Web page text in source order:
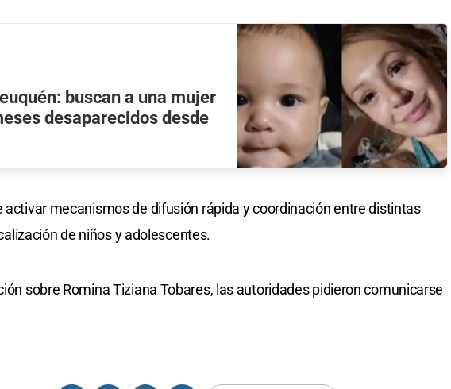
buscan a una mujer
desaparecidos desde
mecanismos de difusión rápida y coordinación entre distintas
de niños y adolescentes.
sobre Romina Tiziana Tobares, las autoridades pidieron comunicarse